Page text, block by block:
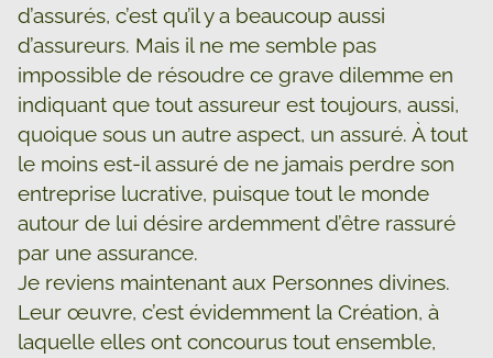
d’assurés, c’est qu’il y a beaucoup aussi
d’assureurs. Mais il ne me semble pas
impossible de résoudre ce grave dilemme en
indiquant que tout assureur est toujours, aussi,
quoique sous un autre aspect, un assuré. À tout
le moins est-il assuré de ne jamais perdre son
entreprise lucrative, puisque tout le monde
autour de lui désire ardemment d’être rassuré
par une assurance.
Je reviens maintenant aux Personnes divines.
Leur œuvre, c’est évidemment la Création, à
laquelle elles ont concourus tout ensemble,